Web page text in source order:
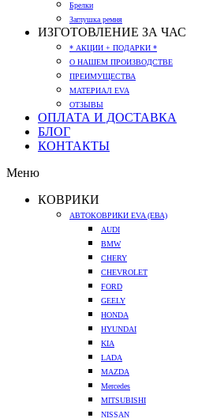
Брелки
Заглушка ремня
ИЗГОТОВЛЕНИЕ ЗА ЧАС
* АКЦИИ + ПОДАРКИ *
О НАШЕМ ПРОИЗВОДСТВЕ
ПРЕИМУЩЕСТВА
МАТЕРИАЛ EVA
ОТЗЫВЫ
ОПЛАТА И ДОСТАВКА
БЛОГ
КОНТАКТЫ
Меню
КОВРИКИ
АВТОКОВРИКИ EVA (ЕВА)
AUDI
BMW
CHERY
CHEVROLET
FORD
GEELY
HONDA
HYUNDAI
KIA
LADA
MAZDA
Mercedes
MITSUBISHI
NISSAN